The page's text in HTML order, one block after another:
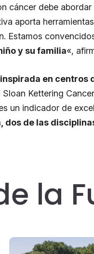
cáncer debe
aporta
Estamos
y su familia«,
inspirada en centros
Kettering
un indicador de
de las
la